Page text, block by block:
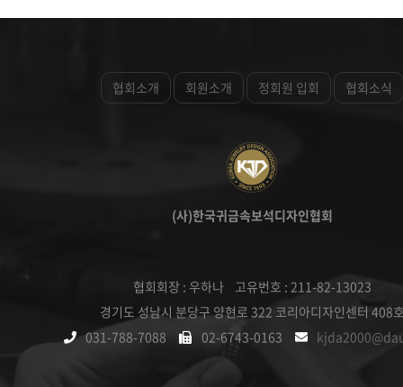
협회소개 회원소개 정회원 입회 협회소식
(사)한국귀금속보석디자인협회
협회회장 : 우하나 고유번호 : 211-82-13023
경기도 성남시 분당구 양현로 322 코리아디자인센터 408
031-788-7088
02-6743-0163